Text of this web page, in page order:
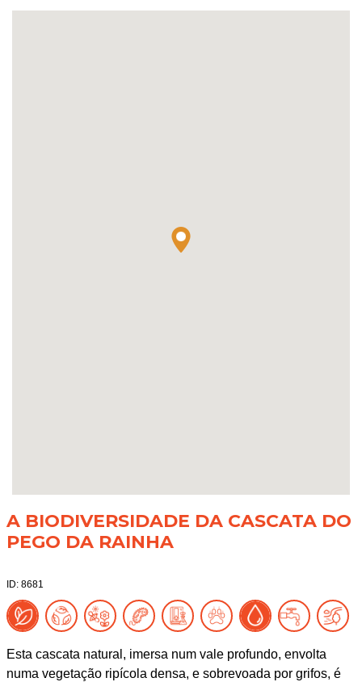
A BIODIVERSIDADE DA CASCATA DO
PEGO DA RAINHA
ID: 8681
Esta cascata natural, imersa num vale profundo, envolta
numa vegetação ripícola densa, e sobrevoada por grifos, é